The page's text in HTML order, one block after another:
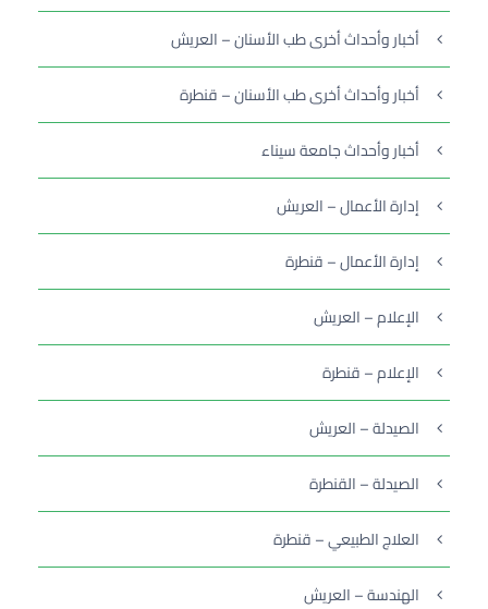
أخبار وأحداث أخرى طب الأسنان – العريش
أخبار وأحداث أخرى طب الأسنان – قنطرة
أخبار وأحداث جامعة سيناء
إدارة الأعمال – العريش
إدارة الأعمال – قنطرة
الإعلام – العريش
الإعلام – قنطرة
الصيدلة – العريش
الصيدلة – القنطرة
العلاج الطبيعي – قنطرة
الهندسة – العريش